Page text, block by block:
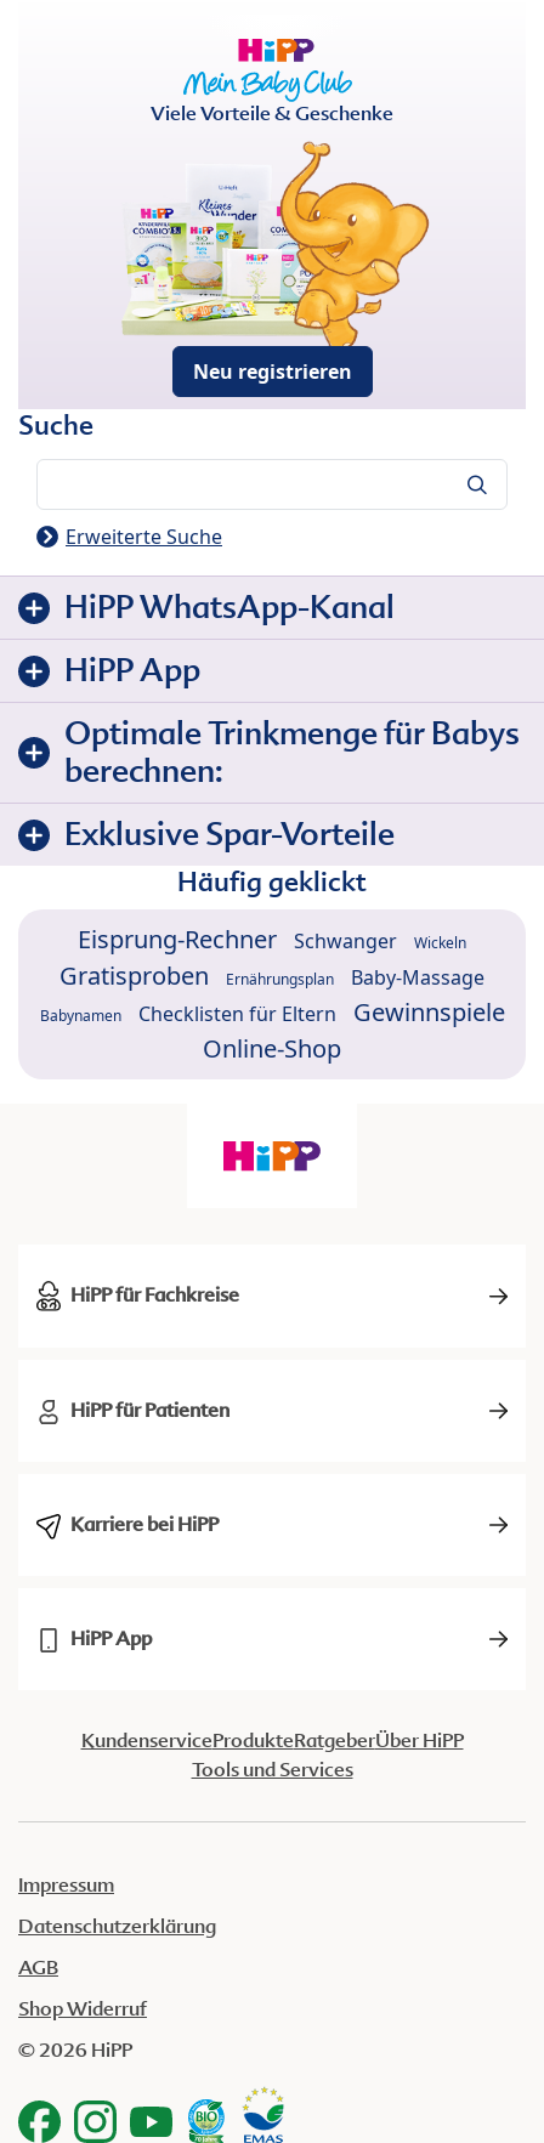
Viele Vorteile & Geschenke
Neu registrieren
Suche
Erweiterte Suche
HiPP WhatsApp-Kanal
HiPP App
Optimale Trinkmenge für Babys
berechnen:
Exklusive Spar-Vorteile
Häufig geklickt
Eisprung-Rechner Schwanger Wickeln
Gratisproben Ernährungsplan Baby-Massage
Babynamen Checklisten für Eltern
Gewinnspiele
Online-Shop
HiPP für Fachkreise
HiPP für Patienten
Karriere bei HiPP
HiPP App
KundenserviceProdukteRatgeberÜber HiPP
Tools und Services
Impressum
Datenschutzerklärung
AGB
Shop Widerruf
© 2026 HiPP